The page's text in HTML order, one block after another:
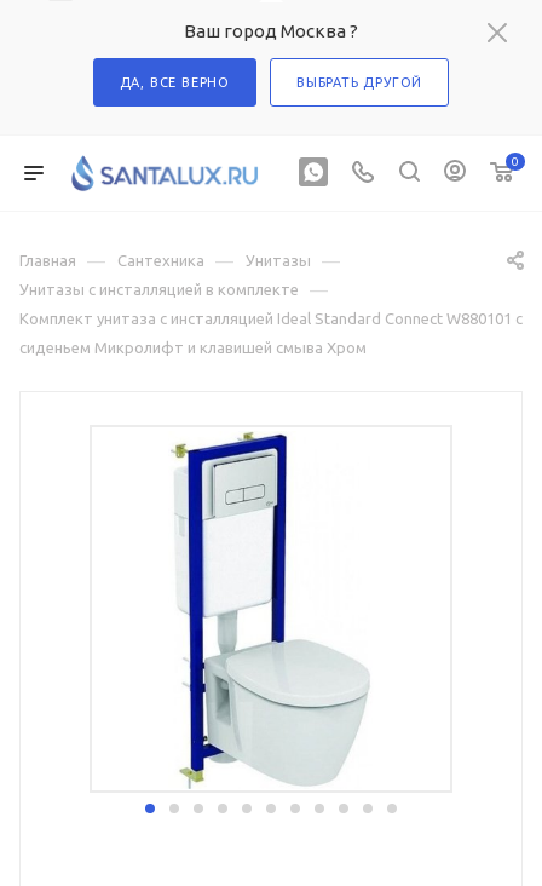
Ваш город Москва ?
ДА, ВСЕ ВЕРНО ВЫБРАТЬ ДРУГОЙ
0
Главная — Сантехника — Унитазы —
Унитазы с инсталляцией в комплекте —
Комплект унитаза с инсталляцией Ideal Standard Connect W880101 с
сиденьем Микролифт и клавишей смыва Хром